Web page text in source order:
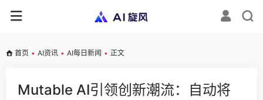
首页 • AI资讯 • AI每日新闻 • 正文
Mutable AI引领创新潮流：自动将